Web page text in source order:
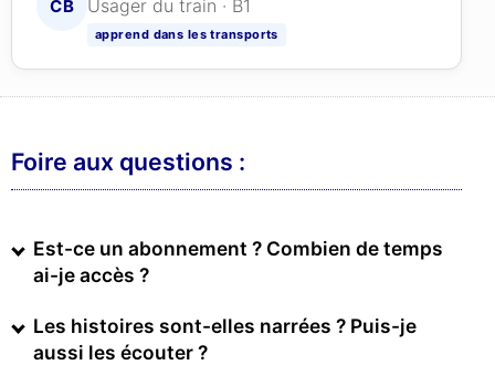
CB
Usager du train · B1
apprend dans les transports
Foire aux questions :
Est-ce un abonnement ? Combien de temps
ai-je accès ?
Les histoires sont-elles narrées ? Puis-je
aussi les écouter ?